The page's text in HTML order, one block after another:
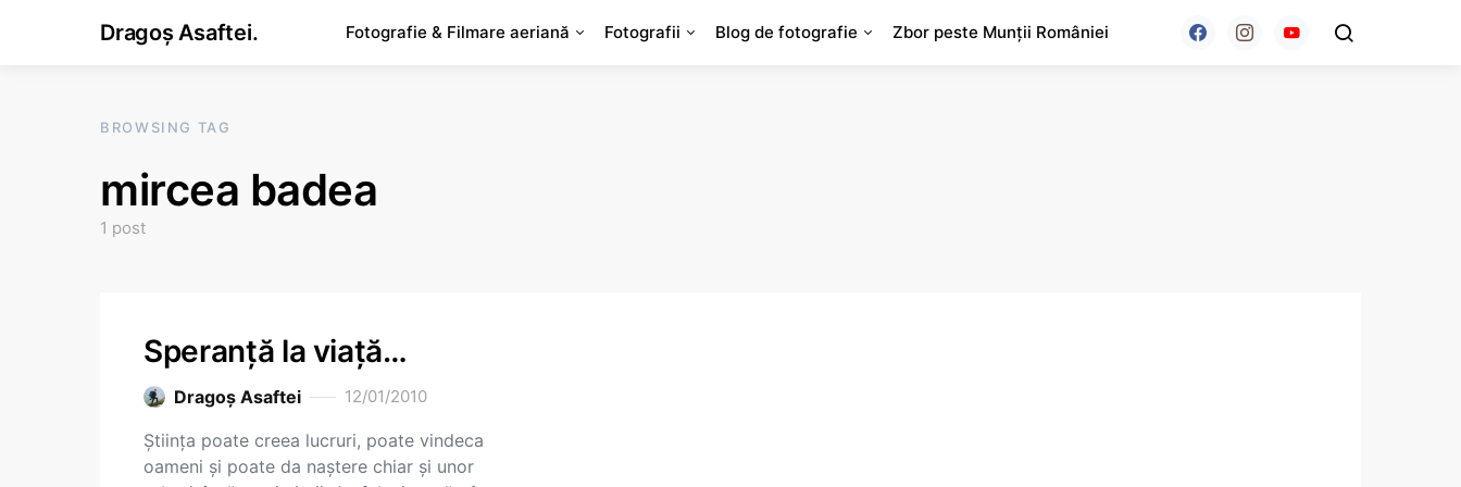
Dragoș Asaftei. Fotografie & Filmare aeriană Fotografii Blog de fotografie Zbor peste Munții României
BROWSING TAG
mircea badea
1 post
Speranţă la viaţă…
Dragoş Asaftei 12/01/2010
Ştiinţa poate creea lucruri, poate vindeca
oameni şi poate da naştere chiar şi unor